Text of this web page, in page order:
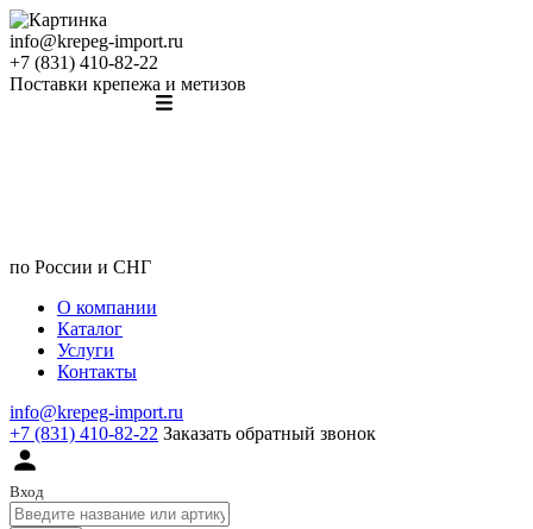
info@krepeg-import.ru
+7 (831) 410-82-22
Поставки крепежа и метизов
по России и СНГ
О компании
Каталог
Услуги
Контакты
info@krepeg-import.ru
+7 (831) 410-82-22 Заказать обратный звонок
Вход